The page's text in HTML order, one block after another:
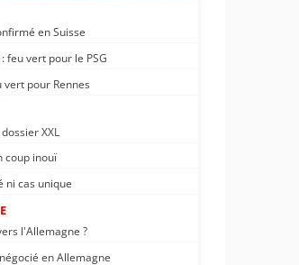
en Suisse
feu vert pour le PSG
vert pour Rennes
XXL
coup inouï
ni cas unique
l'Allemagne ?
en Allemagne